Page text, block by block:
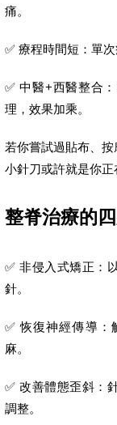
痛。
✅ 療程時間短：單
✅ 中醫+西醫整合
理，效果加乘。
若你嘗試過貼布、
小針刀或許就是你正
整脊治療的四
✅ 非侵入式矯正：
針。
✅ 恢復神經傳導：
麻。
✅ 改善體態歪斜：
調整。